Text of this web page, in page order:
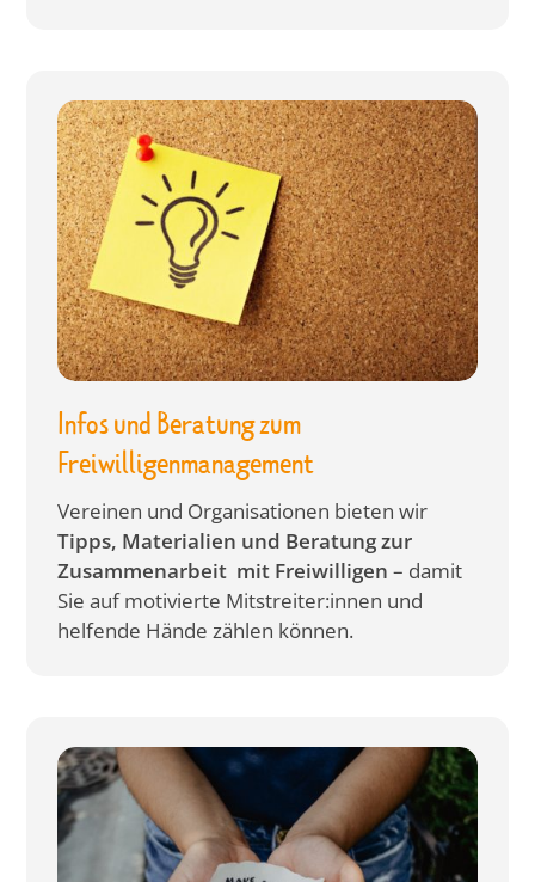
Infos und Beratung zum
Freiwilligenmanagement
Vereinen und Organisationen bieten wir
Tipps, Materialien und Beratung zur
Zusammenarbeit mit Freiwilligen – damit
Sie auf motivierte Mitstreiter:innen und
helfende Hände zählen können.